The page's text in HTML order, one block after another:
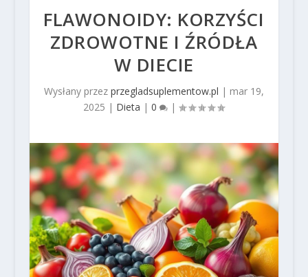
FLAWONOIDY: KORZYŚCI
ZDROWOTNE I ŹRÓDŁA
W DIECIE
Wysłany przez przegladsuplementow.pl | mar 19,
2025 | Dieta |0 |